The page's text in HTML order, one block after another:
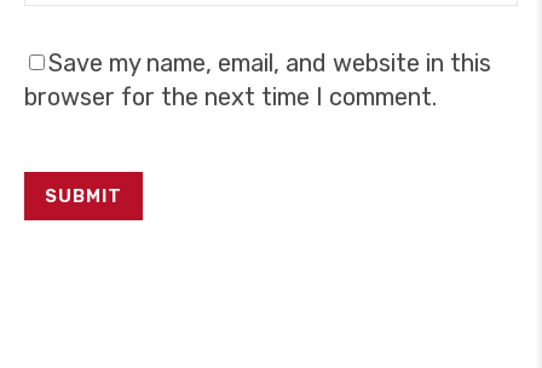
Save my name, email, and website in this
browser for the next time I comment.